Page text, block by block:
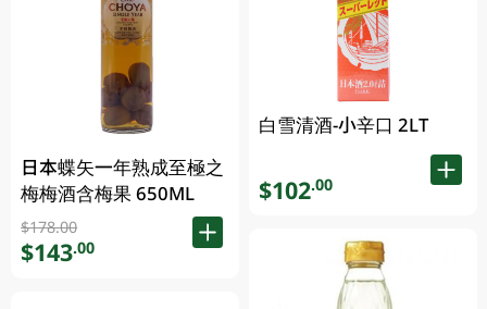
日本蝶矢一年熟成至極之
梅梅酒含梅果 650ML
$178.00
$143.00
白雪清酒-小辛口 2LT
$102.00